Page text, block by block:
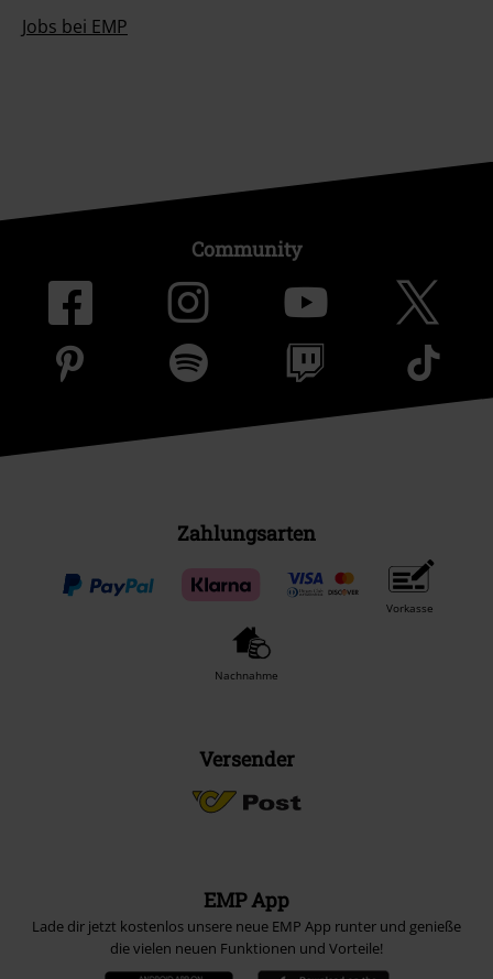
Jobs bei EMP
Community
Zahlungsarten
Vorkasse
Nachnahme
Versender
EMP App
Lade dir jetzt kostenlos unsere neue EMP App runter und genieße
die vielen neuen Funktionen und Vorteile!